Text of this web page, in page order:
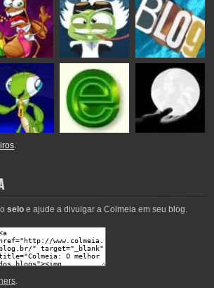
.
seloe ajude a divulgar a Colmeia em seu blog.
.